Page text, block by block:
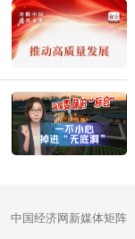
中国经济网新媒体矩阵